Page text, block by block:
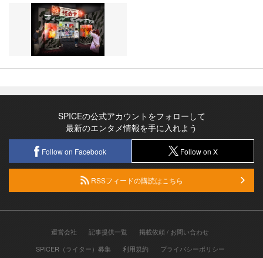
SPICEの公式アカウントをフォローして
最新のエンタメ情報を手に入れよう
Follow on Facebook Follow on X
RSSフィードの購読はこちら
運営会社 記事提供一覧
掲載依頼 / お問い合わせ
SPICER（ライター）募集
利用規約 プライバシーポリシー